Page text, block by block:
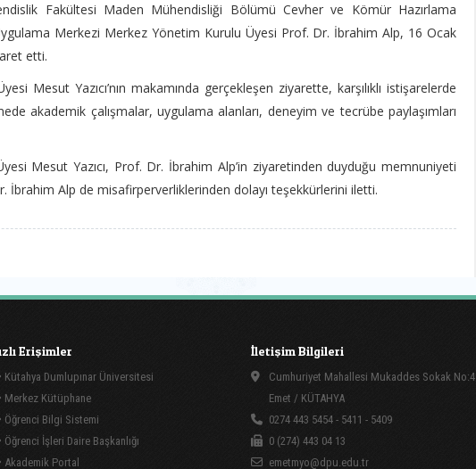
Fakültesi Maden Mühendisliği Bölümü Cevher ve Kömür Hazırlama
Merkezi Merkez Yönetim Kurulu Üyesi Prof. Dr. İbrahim Alp, 16 Ocak
etti.
Mesut Yazıcı’nın makamında gerçekleşen ziyarette, karşılıklı istişarelerde
akademik çalışmalar, uygulama alanları, deneyim ve tecrübe paylaşımları
Mesut Yazıcı, Prof. Dr. İbrahim Alp’in ziyaretinden duyduğu memnuniyeti
Alp de misafirperverliklerinden dolayı teşekkürlerini iletti.
Erişimler
Kütahya Dumlupınar Üniversitesi
Merkez Kütüphane
Öğrenci Bilgi Sistemi
Öğrenci İşleri Daire Başkanlığı
Akademik Portal
İletişim Bilgileri
Cumhuriyet Mahallesi Mukaddes Sokak No:4
Emet / KÜTAHYA
0274 443 5454 - 5411 - 5409
0 (274) 443 04 13
emetmyo@dpu.edu.tr